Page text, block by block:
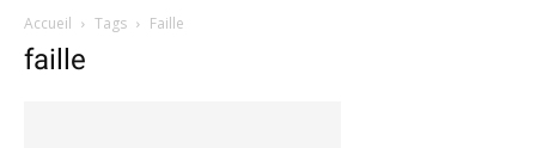
Accueil Tags Faille
faille